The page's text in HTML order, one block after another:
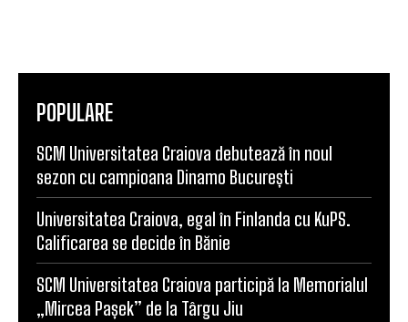
POPULARE
SCM Universitatea Craiova debutează în noul
sezon cu campioana Dinamo București
Universitatea Craiova, egal în Finlanda cu KuPS.
Calificarea se decide în Bănie
SCM Universitatea Craiova participă la Memorialul
„Mircea Pașek” de la Târgu Jiu